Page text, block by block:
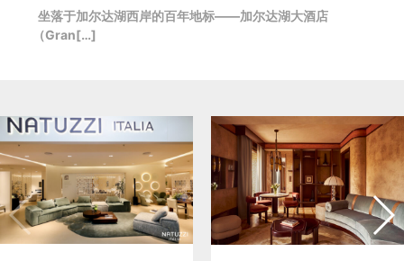
坐落于加尔达湖西岸的百年地标——加尔达湖大酒店
（Gran[…]